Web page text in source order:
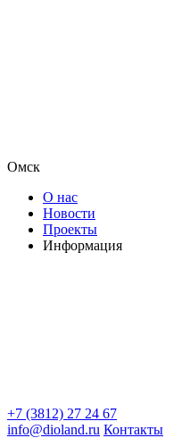
Омск
О нас
Новости
Проекты
Информация
+7 (3812) 27 24 67
info@dioland.ru Контакты